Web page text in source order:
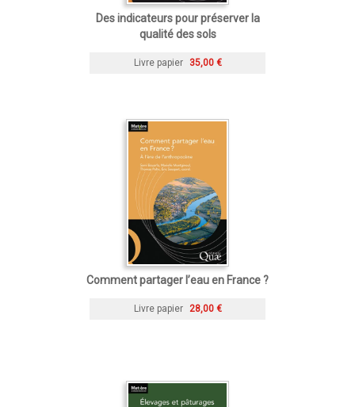
Des indicateurs pour préserver la
qualité des sols
Livre papier 35,00 €
Comment partager l’eau en France ?
Livre papier 28,00 €